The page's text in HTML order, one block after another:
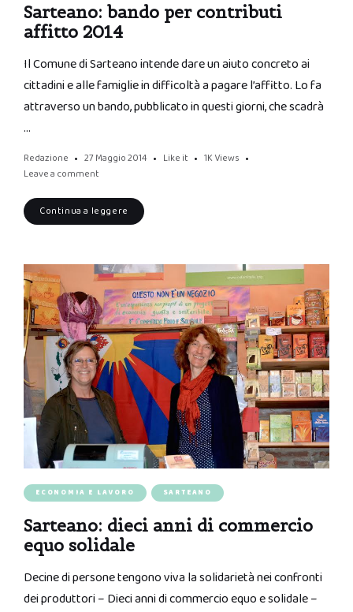
Sarteano: bando per contributi
affitto 2014
Il Comune di Sarteano intende dare un aiuto concreto ai
cittadini e alle famiglie in difficoltà a pagare l’affitto. Lo fa
attraverso un bando, pubblicato in questi giorni, che scadrà
…
Redazione 27 Maggio 2014 Like it 1K Views
Leave a comment
Continua a leggere
ECONOMIA E LAVORO SARTEANO
Sarteano: dieci anni di commercio
equo solidale
Decine di persone tengono viva la solidarietà nei confronti
dei produttori – Dieci anni di commercio equo e solidale –